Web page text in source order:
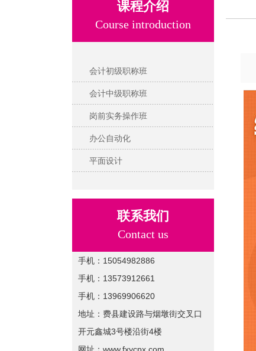
课程介绍
Course introduction
会计初级职称班
会计中级职称班
岗前实务操作班
办公自动化
平面设计
联系我们
Contact us
手机：15054982886
手机：13573912661
手机：13969906620
地址：费县建设路与烟墩街交叉口
开元鑫城3号楼沿街4楼